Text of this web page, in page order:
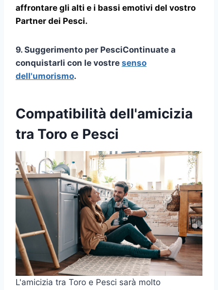
affrontare gli alti e i bassi emotivi del vostro
Partner dei Pesci.
9. Suggerimento per PesciContinuate a
conquistarli con le vostre senso
dell'umorismo.
Compatibilità dell'amicizia
tra Toro e Pesci
L'amicizia tra Toro e Pesci sarà molto